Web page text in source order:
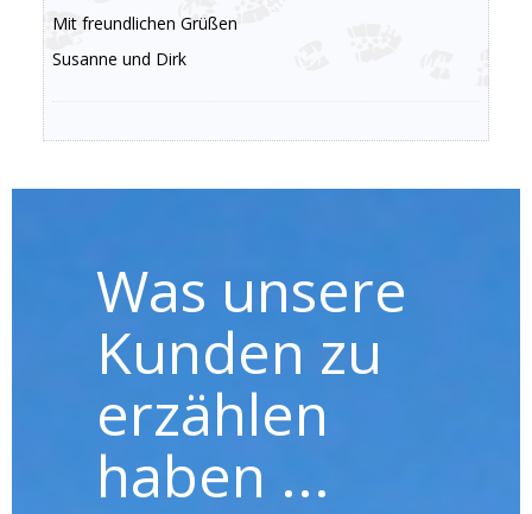
Mit freundlichen Grüßen
Susanne und Dirk
Was unsere
Kunden zu
erzählen
haben ...